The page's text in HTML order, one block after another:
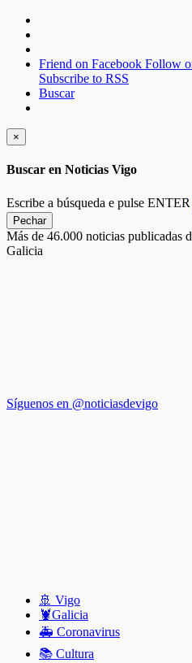
Friend on Facebook Follow
Subscribe to RSS
Buscar
×
Buscar en Noticias Vigo
Escribe a búsqueda e pulse ENTER
Pechar
Más de 46.000 noticias publicadas
Galicia
Síguenos en @noticiasdevigo
🚢 Vigo
🦞️Galicia
🚑 Coronavirus
📚 Cultura